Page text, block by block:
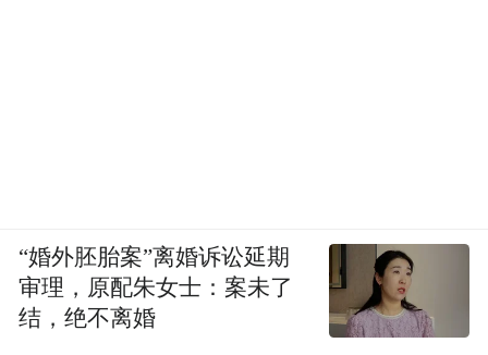
“婚外胚胎案”离婚诉讼延期
审理，原配朱女士：案未了
结，绝不离婚